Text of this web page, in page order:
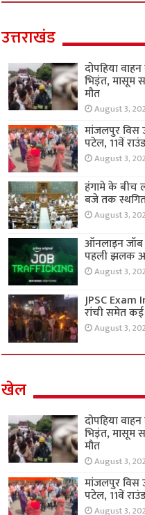
उत्तराखंड
दोपहिया
भिड़ंत, मासूम
मौत
August 3,
मांजलपुर विस
पटेल, 11वें
August 3,
हंगामे के बीच
बजे तक
August 3,
ऑनलाइन जॉब
पहली झलक
August 3,
JPSC Exam
रांची समेत कई
August 3,
खेल
दोपहिया
भिड़ंत, मासूम
मौत
August 3,
मांजलपुर विस
पटेल, 11वें
August 3,